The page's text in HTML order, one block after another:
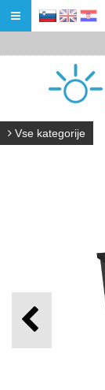
HR
Vse kategorije